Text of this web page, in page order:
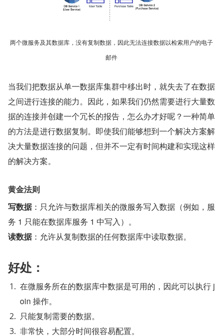
两个微服务及其数据库，没有复制数据，因此无法连接数据以检索用户的电子
邮件
当我们把数据从单一数据库集群中移出时，就失去了在数据
之间进行连接的能力。因此，如果我们仍然需要进行大量数
据的连接并创建一个冗长的报告，怎么办才好呢？一种简单
的方法是进行数据复制。即使我们能够想到一个解决方案解
决大量数据连接的问题，但并不一定有时间构建和实现这样
的解决方案。
黄金法则
写数据：只允许与数据库相关的微服务写入数据（例如，服
务 1 只能在数据库服务 1 中写入）。
读数据：允许从复制数据的任何数据库中读取数据。
好处：
在微服务所在的数据库中数据是可用的，因此可以执行 j
oin 操作。
只能复制需要的数据。
非常快，大部分时间很容易配置。